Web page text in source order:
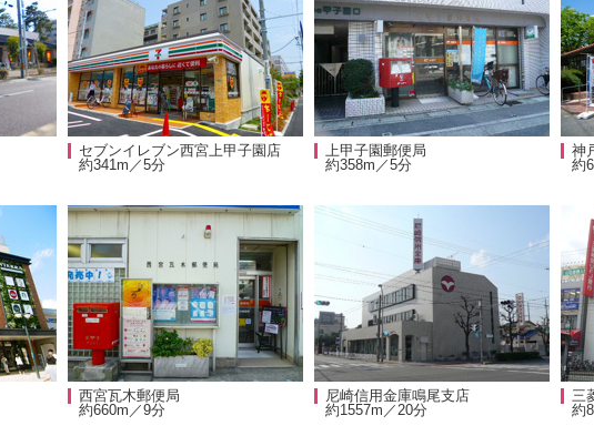
セブンイレブン西宮上甲子園店
約341m／5分
上甲子園郵便局
約358m／5分
神
約
西宮瓦木郵便局
約660m／9分
尼崎信用金庫鳴尾支店
約1557m／20分
三
約